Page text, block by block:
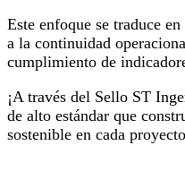
Este enfoque se traduce
a la continuidad
cumplimiento de
¡A través del Sello ST
de alto estándar que
sostenible en cada